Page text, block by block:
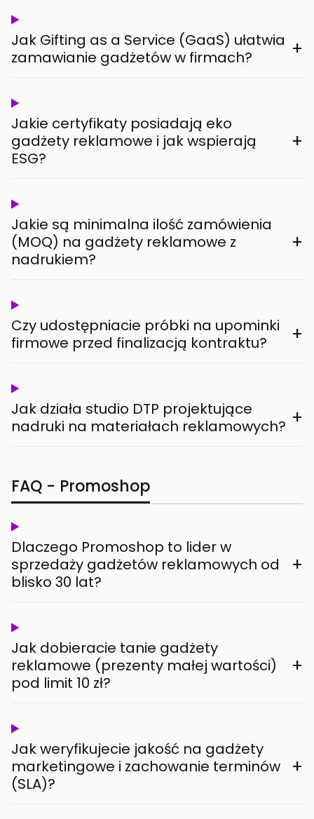
Jak Gifting as a Service (GaaS) ułatwia
zamawianie gadżetów w firmach?
+
Jakie certyfikaty posiadają eko
gadżety reklamowe i jak wspierają
ESG?
+
Jakie są minimalna ilość zamówienia
(MOQ) na gadżety reklamowe z
nadrukiem?
+
Czy udostępniacie próbki na upominki
firmowe przed finalizacją kontraktu?
+
Jak działa studio DTP projektujące
nadruki na materiałach reklamowych? +
FAQ - Promoshop
Dlaczego Promoshop to lider w
sprzedaży gadżetów reklamowych od
blisko 30 lat?
+
Jak dobieracie tanie gadżety
reklamowe (prezenty małej wartości)
pod limit 10 zł?
+
Jak weryfikujecie jakość na gadżety
marketingowe i zachowanie terminów
(SLA)?
+